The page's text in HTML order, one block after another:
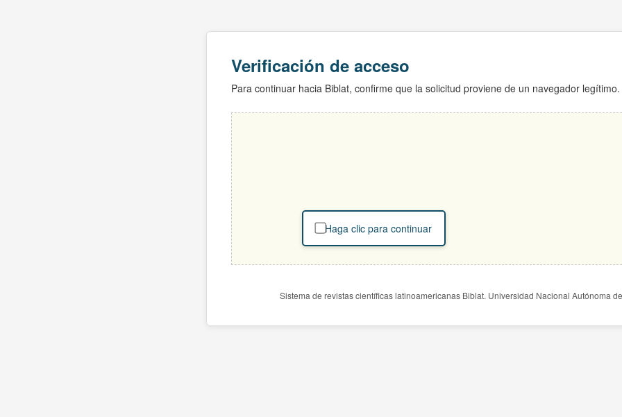
Verificación de acceso
Para continuar hacia Biblat, confirme que la solicitud proviene de un navegador legítimo.
Haga clic para continuar
Sistema de revistas científicas latinoamericanas Biblat. Universidad Nacional Autónoma